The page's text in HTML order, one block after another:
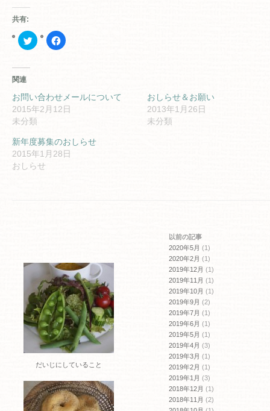
共有:
ク
リ
共
有
(新
し
い
ィ
ン
ド
ウ
で
Facebook
で
ク
リ
ッ
く
だ
さ
い
関連
お問い合わせメールについて
2015年2月12日
未分類
おしらせ＆お願い
2013年1月26日
未分類
新年度募集のおしらせ
2015年1月28日
おしらせ
だいじにしていること
以前の記事
2020年5月 (1)
2020年2月 (1)
2019年12月 (1)
2019年11月 (1)
2019年10月 (1)
2019年9月 (2)
2019年7月 (1)
2019年6月 (1)
2019年5月 (1)
2019年4月 (3)
2019年3月 (1)
2019年2月 (1)
2019年1月 (3)
2018年12月 (1)
2018年11月 (2)